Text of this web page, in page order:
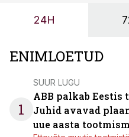
24H
ENIMLOETUD
1
SUUR LUGU
ABB palkab Eestis
Juhid avavad
uue aasta